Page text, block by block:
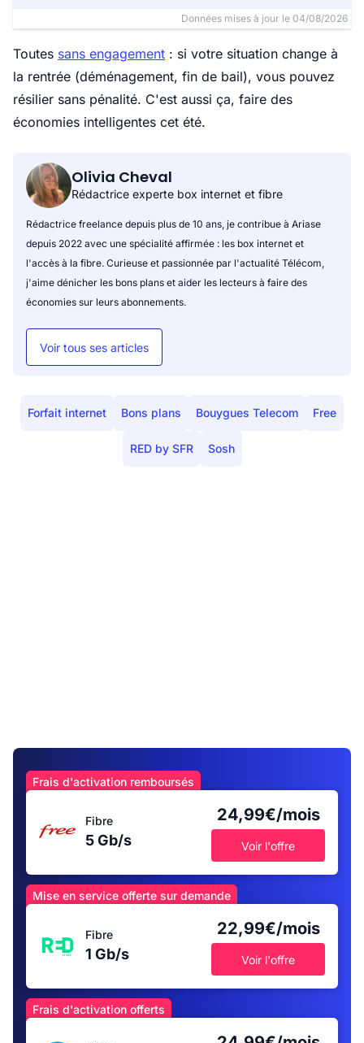
Données mises à jour le 04/08/2026
Toutes sans engagement : si votre situation change à
la rentrée (déménagement, fin de bail), vous pouvez
résilier sans pénalité. C'est aussi ça, faire des
économies intelligentes cet été.
Olivia Cheval
Rédactrice experte box internet et fibre
Rédactrice freelance depuis plus de 10 ans, je contribue à Ariase
depuis 2022 avec une spécialité affirmée : les box internet et
l'accès à la fibre. Curieuse et passionnée par l'actualité Télécom,
j'aime dénicher les bons plans et aider les lecteurs à faire des
économies sur leurs abonnements.
Voir tous ses articles
Forfait internet Bons plans Bouygues Telecom Free
RED by SFR Sosh
Frais d'activation remboursés
Fibre
5 Gb/s
24,99€/mois
Voir l'offre
Mise en service offerte sur demande
Fibre
1 Gb/s
22,99€/mois
Voir l'offre
Frais d'activation offerts